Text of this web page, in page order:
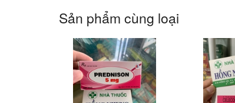
Sản phẩm cùng loại